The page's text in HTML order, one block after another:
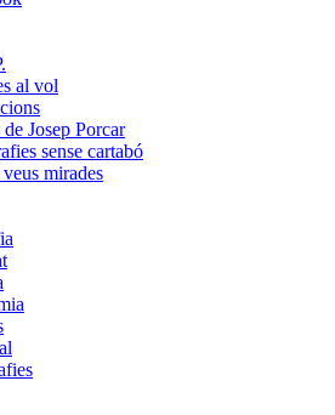
al vol
Josep Porcar
sense cartabó
mirades